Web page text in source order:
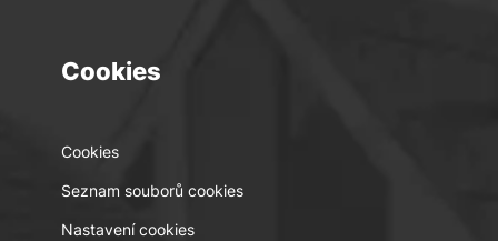
Cookies
Cookies
Seznam souborů cookies
Nastavení cookies